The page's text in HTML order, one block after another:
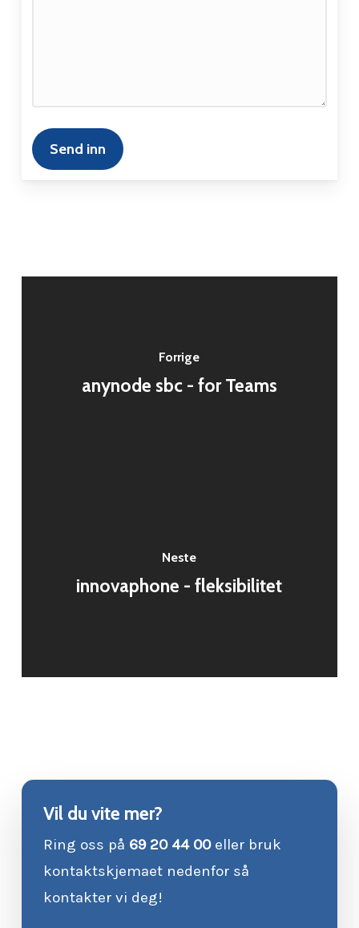
Forrige
anynode sbc - for Teams
Neste
innovaphone - fleksibilitet
Vil du vite mer?
Ring oss på 69 20 44 00eller bruk
kontaktskjemaet nedenfor så
kontakter vi deg!